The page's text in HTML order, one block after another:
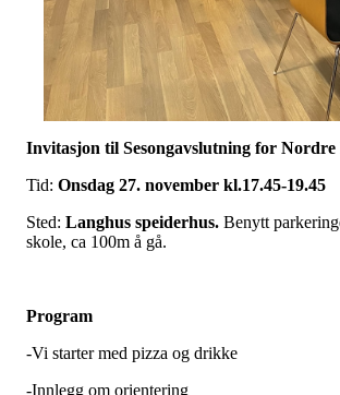
Invitasjon til Sesongavslutning for
Tid: Onsdag 27. november kl.17.45-19.45
Sted: Langhus speiderhus. Benytt
skole, ca 100m å gå.
Program
-Vi starter med pizza og drikke
-Innlegg om orientering